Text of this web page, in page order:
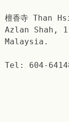
檀香寺 Than
Azlan Shah,
Malaysia.
Tel: 604-